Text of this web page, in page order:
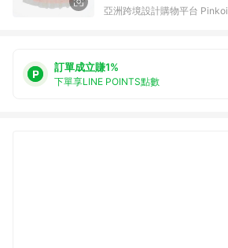
亞洲跨境設計購物平台 Pinkoi
訂單成立賺1%
下單享LINE POINTS點數